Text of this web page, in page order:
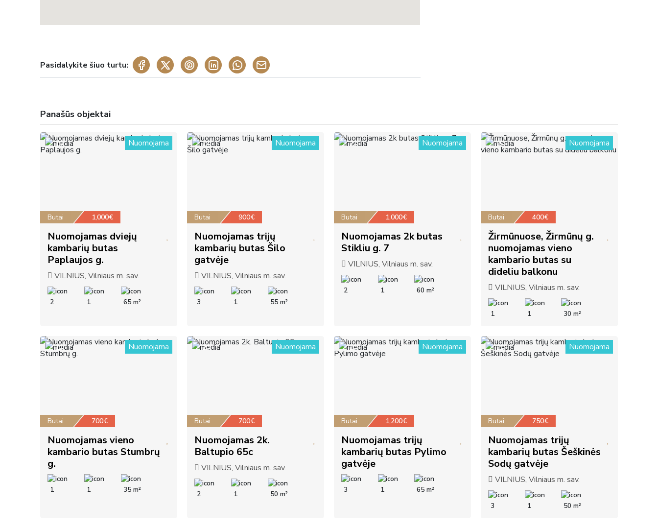
Pasidalykite šiuo turtu:
Panašūs objektai
19 Nuomojama
Butai 1,000€
Nuomojamas dviejų
kambarių butas
Paplaujos g.
VILNIUS, Vilniaus m. sav.
2 1 65 m²
14 Nuomojama
Butai 900€
Nuomojamas trijų
kambarių butas Šilo
gatvėje
VILNIUS, Vilniaus m. sav.
3 1 55 m²
22 Nuomojama
Butai 1,000€
Nuomojamas 2k butas
Stikliu g. 7
VILNIUS, Vilniaus m. sav.
2 1 60 m²
15 Nuomojama
Butai 400€
Žirmūnuose, Žirmūnų g.
nuomojamas vieno
kambario butas su
dideliu balkonu
VILNIUS, Vilniaus m. sav.
1 1 30 m²
12 Nuomojama
Butai 700€
Nuomojamas vieno
kambario butas Stumbrų
g.
1 1 35 m²
20 Nuomojama
Butai 700€
Nuomojamas 2k.
Baltupio 65c
VILNIUS, Vilniaus m. sav.
2 1 50 m²
10 Nuomojama
Butai 1,200€
Nuomojamas trijų
kambarių butas Pylimo
gatvėje
3 1 65 m²
11 Nuomojama
Butai 750€
Nuomojamas trijų
kambarių butas Šeškinės
Sodų gatvėje
VILNIUS, Vilniaus m. sav.
3 1 50 m²